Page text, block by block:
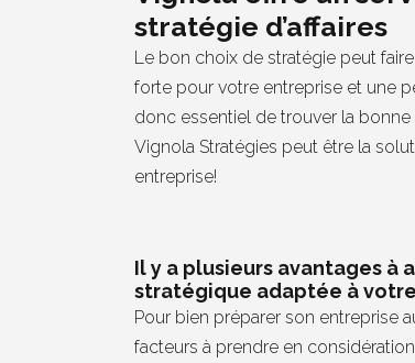
stratégie d’affaires
Le bon choix de stratégie peut
forte pour votre entreprise et une
donc essentiel de trouver la bonne
Vignola Stratégies peut être la
entreprise!
Il y a plusieurs avantages à
stratégique adaptée à
Pour bien préparer son entreprise
facteurs à prendre en